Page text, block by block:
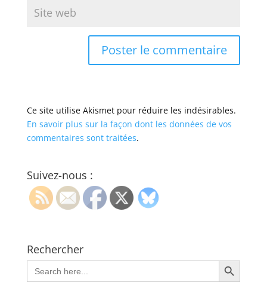
Ce site utilise Akismet pour réduire les indésirables.
En savoir plus sur la façon dont les données de vos
commentaires sont traitées.
Suivez-nous :
Rechercher
Search
for:
Search Button